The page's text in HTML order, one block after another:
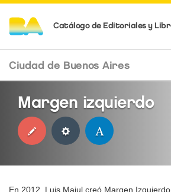
Catálogo de Editoriales y
Ciudad de Buenos Aires
Margen izquierdo
En 2012, Luis Majul creó Margen